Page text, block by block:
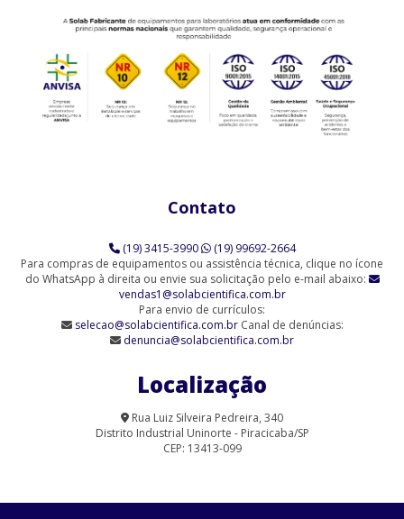
(SL-92/H)
Agitador Magnético Analógico com Aquecimento (SL-91/A)
Agitador Magnético Analógico com Aquecimento 10 Provas (SL-
91/10)
Agitador Magnético Analógico com Aquecimento 6 Provas (SL-
Agitador Magnético Analógico sem Aquecimento (SL-90)
Agitador Magnético Analógico sem Aquecimento - 6 Provas (SL-
Agitador Magnético com Aquecimento para Laboratório | Solab
Contato
(19) 3415-3990
(19) 99692-2664
Para compras de equipamentos ou assistência técnica, clique no ícone
do WhatsApp à direita ou envie sua solicitação pelo e-mail abaixo:
vendas1@solabcientifica.com.br
Para envio de currículos:
selecao@solabcientifica.com.br Canal de denúncias:
denuncia@solabcientifica.com.br
Localização
Rua Luiz Silveira Pedreira, 340
Distrito Industrial Uninorte - Piracicaba/SP
CEP: 13413-099